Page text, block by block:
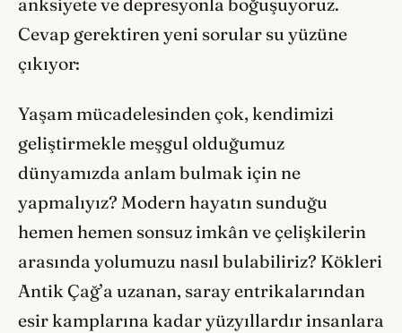
Cevap gerektiren yeni sorular su yüzüne
çıkıyor:
Yaşam mücadelesinden çok, kendimizi
geliştirmekle meşgul olduğumuz
dünyamızda anlam bulmak için ne
yapmalıyız? Modern hayatın sunduğu
hemen hemen sonsuz imkân ve çelişkilerin
arasında yolumuzu nasıl bulabiliriz? Kökleri
Antik Çağ’a uzanan, saray entrikalarından
esir kamplarına kadar yüzyıllardır insanlara